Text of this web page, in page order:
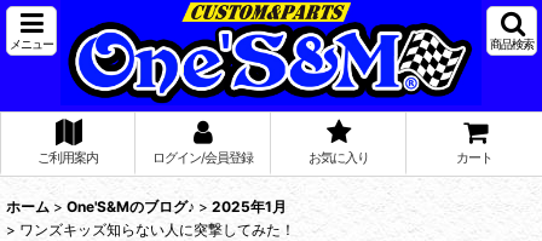
メニュー 商品検索
ご利用案内 ログイン/会員登録 お気に入り カート
ホーム > One'S&Mのブログ♪ > 2025年1月
> ワンズキッズ知らない人に突撃してみた！